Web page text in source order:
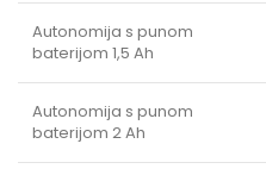
Autonomija s punom
baterijom 1,5 Ah
Autonomija s punom
baterijom 2 Ah